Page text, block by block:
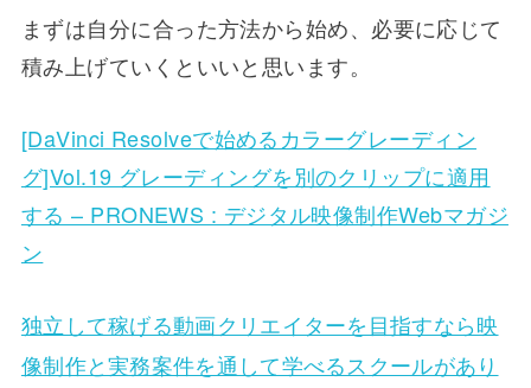
まずは自分に合った方法から始め、必要に応じて
積み上げていくといいと思います。
[DaVinci Resolveで始めるカラーグレーディン
グ]Vol.19 グレーディングを別のクリップに適用
する – PRONEWS : デジタル映像制作Webマガジ
ン
独立して稼げる動画クリエイターを目指すなら​映
像制作と実務案件を通して学べるスクールがあり